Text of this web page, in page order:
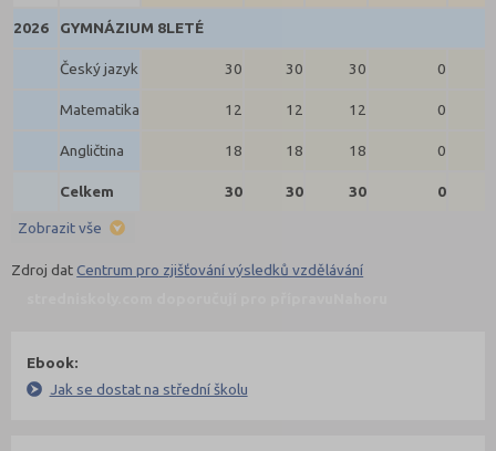
2026 GYMNÁZIUM 8LETÉ
Český jazyk 30 30 30 0
Matematika 12 12 12 0
Angličtina 18 18 18 0
Celkem 30 30 30 0
Zobrazit vše
Zdroj datCentrum pro zjišťování výsledků vzdělávání
Ebook:
Jak se dostat na střední školu